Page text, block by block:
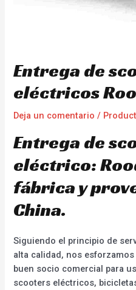
Entrega de
eléctricos
Deja un comentario /
Entrega de
eléctrico:
fábrica y
China.
Siguiendo el principio de
alta calidad, nos
buen socio comercial para
scooters eléctricos,